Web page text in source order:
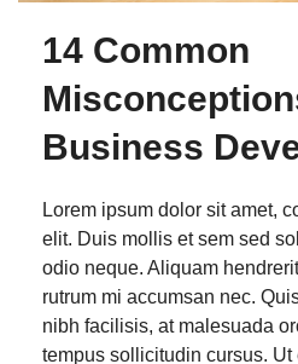
14 Common
Business
Lorem ipsum dolor sit amet,
elit. Duis mollis et sem sed
odio neque. Aliquam
rutrum mi accumsan nec.
nibh facilisis, at malesuada
tempus sollicitudin cursus. Ut